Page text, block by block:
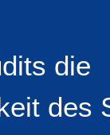
die
des